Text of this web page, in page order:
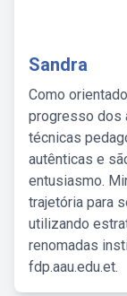
Sandra
Como
progresso dos
técnicas
autênticas e
entusiasmo.
trajetória para
utilizando
renomadas
fdp.aau.edu.et.